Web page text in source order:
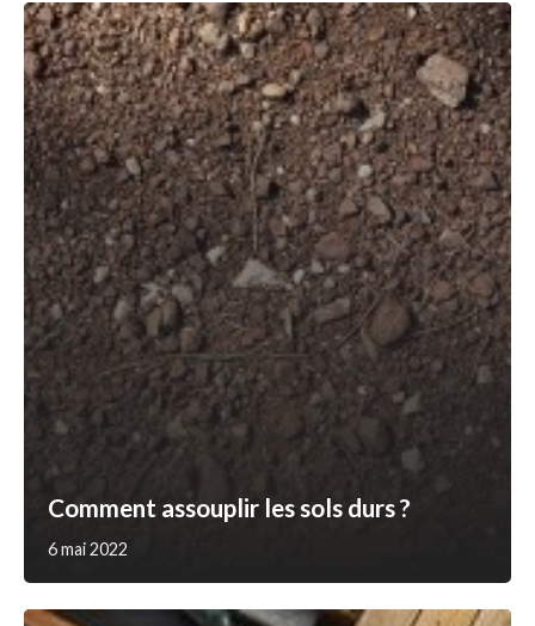
Comment assouplir les sols durs ?
6 mai 2022